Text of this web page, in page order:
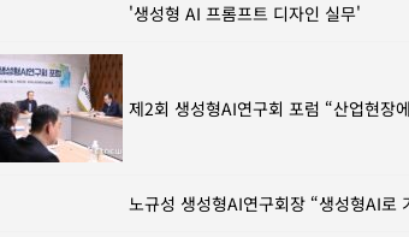
'생성형 AI 프롬프트 디자인 실무'
제2회 생성형AI연구회 포럼 “산업현장
노규성 생성형AI연구회장 “생성형AI로